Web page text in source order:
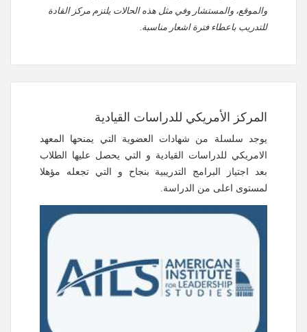
والموقع، والمستشار وفي مثل هذه الحالات يلتزم مركز القادة
للتدريب باعطاء فترة اشعار مناسبة.
المركز الأمريكي للدراسات القيادية
يوجد سلسلة من شهادات العضوية التي يمنحها المعهد
الامريكي للدراسات القيادية و التي يحصل عليها الطلاب
بعد اجتياز البرامج التدريبية بنجاح و التي تجعله مؤهلا
لمستوى اعلى من الدراسة.